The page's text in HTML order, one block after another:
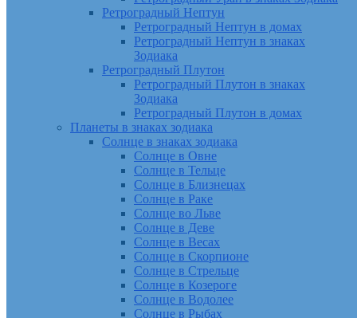
Ретроградный Нептун
Ретроградный Нептун в домах
Ретроградный Нептун в знаках
Зодиака
Ретроградный Плутон
Ретроградный Плутон в знаках
Зодиака
Ретроградный Плутон в домах
Планеты в знаках зодиака
Солнце в знаках зодиака
Солнце в Овне
Солнце в Тельце
Солнце в Близнецах
Солнце в Раке
Солнце во Льве
Солнце в Деве
Солнце в Весах
Солнце в Скорпионе
Солнце в Стрельце
Солнце в Козероге
Солнце в Водолее
Солнце в Рыбах